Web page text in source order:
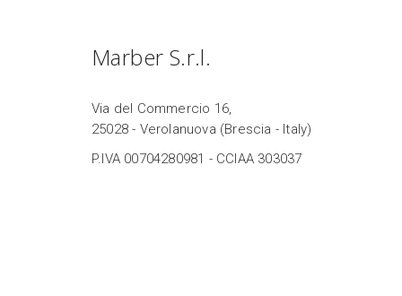
Marber S.r.l.
Via del Commercio 16,
25028 - Verolanuova (Brescia - Italy)
P.IVA 00704280981 - CCIAA 303037